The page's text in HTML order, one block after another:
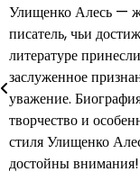
Навигация
по
записям
Улищенко Алесь —
писатель, чьи
литературе
заслуженное
уважение.
творчество и
стиля Улищенко
достойны внимания!